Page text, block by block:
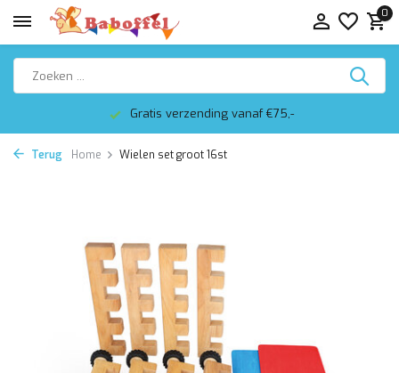
0
Gratis verzending vanaf €75,-
Terug Home Wielen set groot 16st